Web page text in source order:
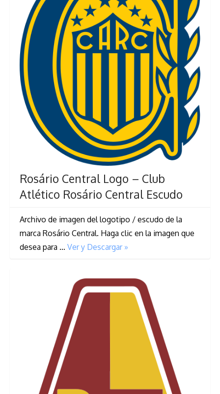
Rosário Central Logo – Club
Atlético Rosário Central Escudo
Archivo de imagen del logotipo / escudo de la
marca Rosário Central. Haga clic en la imagen que
desea para … Ver y Descargar »